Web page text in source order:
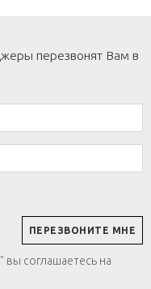
перезвонят Вам в
соглашаетесь на